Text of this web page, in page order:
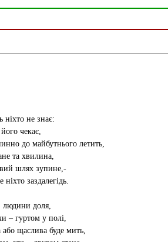
ніхто не знає:
чекає,
до майбутнього летить,
та хвилина,
шлях зупине,-
заздалегідь.
людини доля,
– гуртом у полі,
або щаслива буде мить,